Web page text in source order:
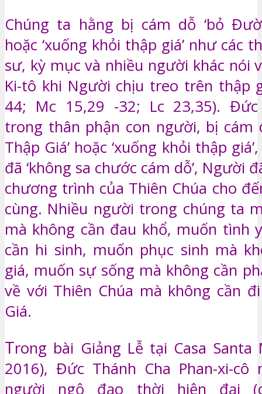
Chúng ta hằng bị cám dỗ ‘bỏ
hoặc ‘xuống khỏi thập giá’ như các
sư, kỳ mục và nhiều người khác nói
Ki-tô khi Người chịu treo trên thập
44; Mc 15,29 -32; Lc 23,35). Đức
trong thân phận con người, bị cám
Thập Giá’ hoặc ‘xuống khỏi thập
đã ‘không sa chước cám dỗ’, Người
chương trình của Thiên Chúa cho
cùng. Nhiều người trong chúng ta
mà không cần đau khổ, muốn tình
cần hi sinh, muốn phục sinh mà
giá, muốn sự sống mà không cần
về với Thiên Chúa mà không cần
Giá.
Trong bài Giảng Lễ tại Casa Santa
2016), Đức Thánh Cha Phan-xi-cô
người ngộ đạo thời hiện đại